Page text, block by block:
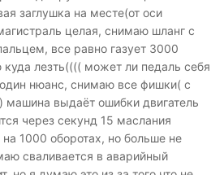
заглушка на месте(от оси
целая, снимаю шланг с
все равно газует 3000
лезть(((( может ли педаль себя
нюанс, снимаю все фишки( с
машина выдаёт ошибки двигатель
через секунд 15 маслания
1000 оборотах, но больше не
сваливается в аварийный